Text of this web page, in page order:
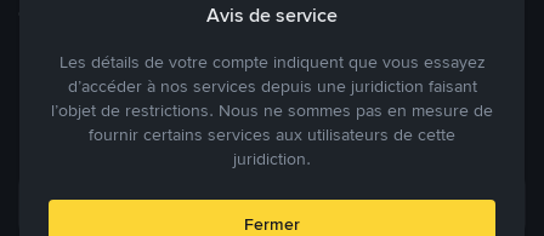
des annonces commerciales pour fixer vos propres prix.
Principaux modes de paiement
Zelle
Avis de service
Les détails de votre compte indiquent que vous essayez
d’accéder à nos services depuis une juridiction faisant
l’objet de restrictions. Nous ne sommes pas en mesure de
fournir certains services aux utilisateurs de cette
juridiction.
Fermer